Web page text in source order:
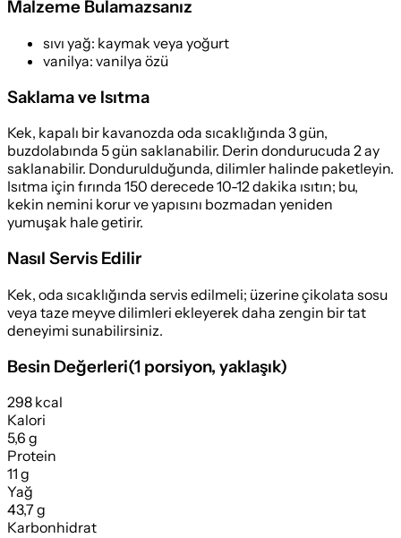
Malzeme Bulamazsanız
sıvı yağ: kaymak veya yoğurt
vanilya: vanilya özü
Saklama ve Isıtma
Kek, kapalı bir kavanozda oda sıcaklığında 3 gün,
buzdolabında 5 gün saklanabilir. Derin dondurucuda 2 ay
saklanabilir. Dondurulduğunda, dilimler halinde paketleyin.
Isıtma için fırında 150 derecede 10-12 dakika ısıtın; bu,
kekin nemini korur ve yapısını bozmadan yeniden
yumuşak hale getirir.
Nasıl Servis Edilir
Kek, oda sıcaklığında servis edilmeli; üzerine çikolata sosu
veya taze meyve dilimleri ekleyerek daha zengin bir tat
deneyimi sunabilirsiniz.
Besin Değerleri(1 porsiyon, yaklaşık)
298 kcal
Kalori
5,6 g
Protein
11 g
Yağ
43,7 g
Karbonhidrat